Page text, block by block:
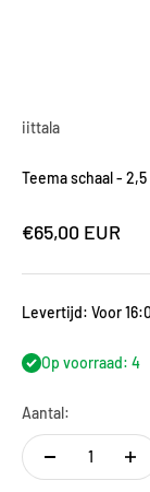
iittala
Teema schaal - 2,5
€65,00 EUR
Levertijd: Voor
Op voorraad: 4
Aantal: